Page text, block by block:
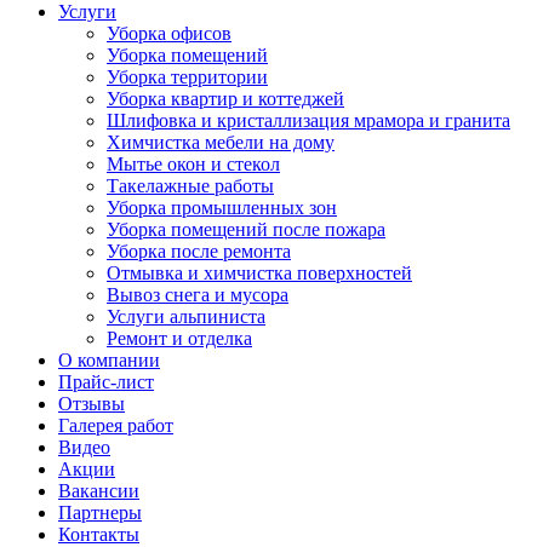
Услуги
Уборка офисов
Уборка помещений
Уборка территории
Уборка квартир и коттеджей
Шлифовка и кристаллизация мрамора и гранита
Химчистка мебели на дому
Мытье окон и стекол
Такелажные работы
Уборка промышленных зон
Уборка помещений после пожара
Уборка после ремонта
Отмывка и химчистка поверхностей
Вывоз снега и мусора
Услуги альпиниста
Ремонт и отделка
О компании
Прайс-лист
Отзывы
Галерея работ
Видео
Акции
Вакансии
Партнеры
Контакты